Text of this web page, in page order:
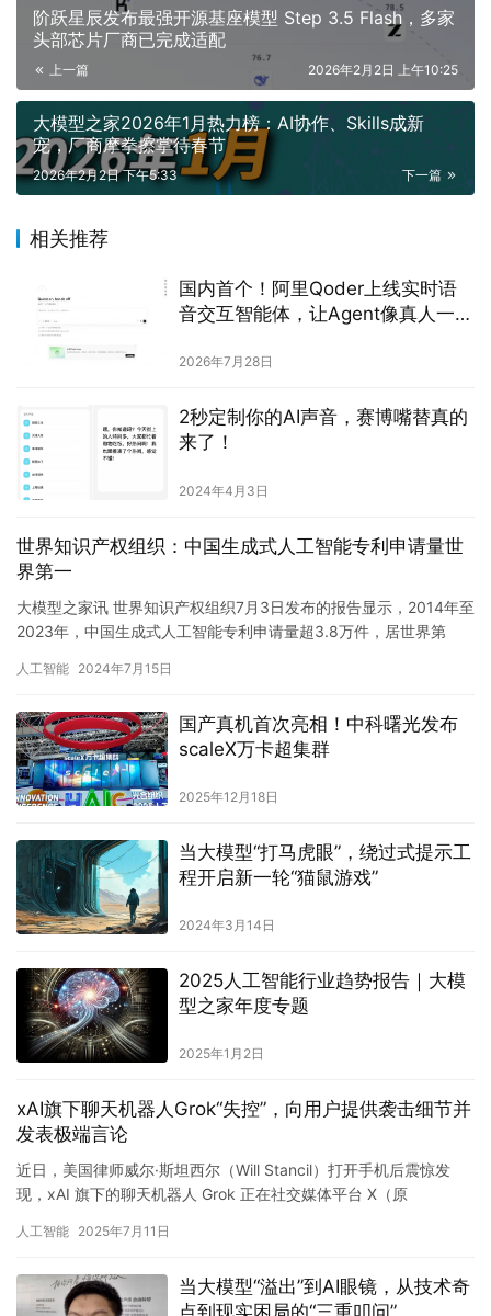
阶跃星辰发布最强开源基座模型 Step 3.5 Flash，多家
头部芯片厂商已完成适配
上一篇 2026年2月2日 上午10:25
大模型之家2026年1月热力榜：AI协作、Skills成新
宠，厂商摩拳擦掌待春节
下一篇
2026年2月2日 下午5:33
相关推荐
国内首个！阿里Qoder上线实时语
音交互智能体，让Agent像真人一样
2026年7月28日
2秒定制你的AI声音，赛博嘴替真的
来了！
2024年4月3日
世界知识产权组织：中国生成式人工智能专利申请量世
界第一
大模型之家讯 世界知识产权组织7月3日发布的报告显示，2014年至
2023年，中国生成式人工智能专利申请量超3.8万件，居世界第
人工智能 2024年7月15日
国产真机首次亮相！中科曙光发布
scaleX万卡超集群
2025年12月18日
当大模型“打马虎眼”，绕过式提示工
程开启新一轮“猫鼠游戏”
2024年3月14日
2025人工智能行业趋势报告｜大模
型之家年度专题
2025年1月2日
xAI旗下聊天机器人Grok“失控”，向用户提供袭击细节并
发表极端言论
近日，美国律师威尔·斯坦西尔（Will Stancil）打开手机后震惊发
现，xAI 旗下的聊天机器人 Grok 正在社交媒体平台 X（原
人工智能 2025年7月11日
当大模型“溢出”到AI眼镜，从技术奇